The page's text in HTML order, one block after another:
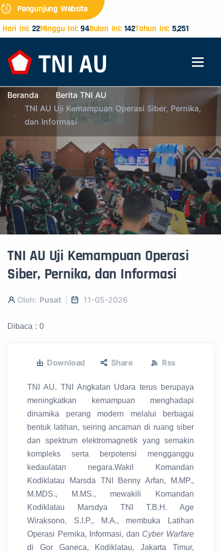
Pengunjung Website
Hari Ini: 22Minggu Ini:94Bulan Ini:142Tahun Ini: 5,251
Beranda
Berita TNI AU
TNI AU Uji Kemampuan Operasi Siber, Pernika,
dan Informasi
TNI AU Uji Kemampuan Operasi
Siber, Pernika, dan Informasi
Oleh: Pusat 11-05-2026
Dibaca : 0
Download Share Rss
TNI AU. TNI Angkatan Udara terus berupaya
meningkatkan kemampuan menghadapi
dinamika perang modern melalui berbagai
bentuk latihan, seiring ancaman di ruang siber
dan spektrum elektromagnetik yang semakin
kompleks serta berpotensi mengganggu
kedaulatan negara.Wakil Komandan
Kodiklatau Marsda TNI Benny Arfan, M.MP.,
M.MDS., M.MS., mewakili Komandan
Kodiklatau Marsdya TNI T.B.H. Age
Wiraksono, S.I.P., M.A., membuka Latihan
Operasi Pernika, Informasi, dan Cyber Warfare
di Gor Ganeca, Kodiklatau, Jakarta Timur,